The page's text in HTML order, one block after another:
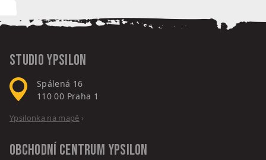
Studio Ypsilon
Spálená 16
110 00 Praha 1
Ypsilonka na mapě ›
Obchodní centrum Ypsilon